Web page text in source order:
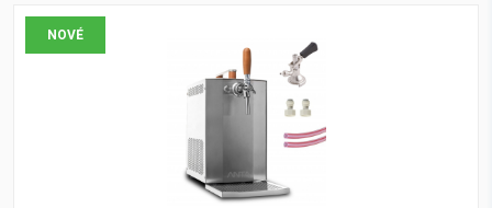
NOVÉ